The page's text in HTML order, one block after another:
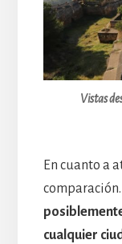
Vistas
En cuanto a
comparación.
cualquier